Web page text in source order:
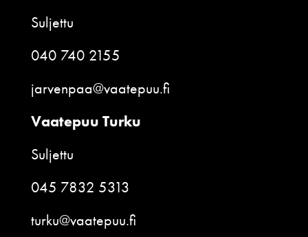
Suljettu
040 740 2155
jarvenpaa@vaatepuu.fi
Vaatepuu Turku
Suljettu
045 7832 5313
turku@vaatepuu.fi